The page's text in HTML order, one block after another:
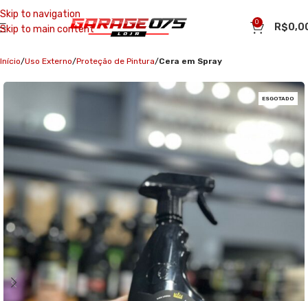
Skip to navigation
Skip to main content
0 R$
Início Uso Externo Proteção de Pintura Cera em Spray
ESGOTADO